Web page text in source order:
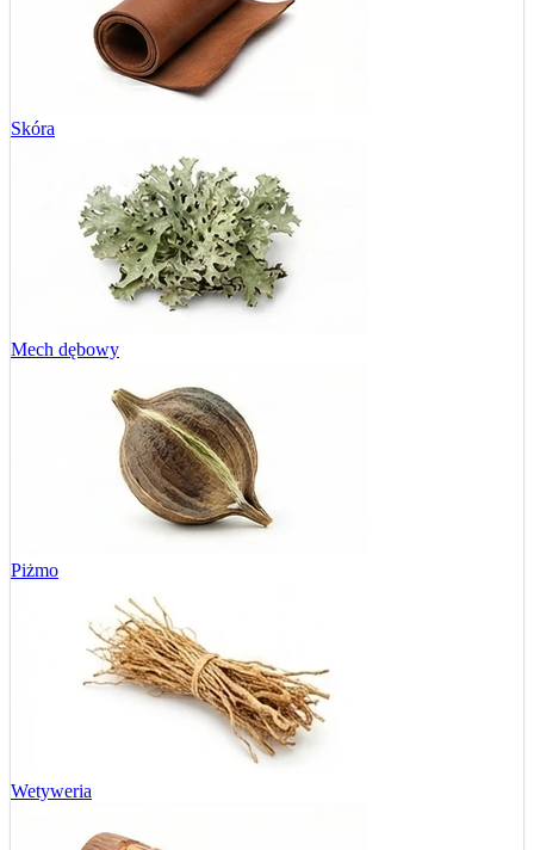
Skóra
Mech dębowy
Piżmo
Wetyweria